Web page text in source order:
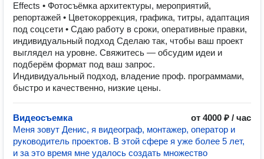
Effects • Фотосъёмка архитектуры, мероприятий,
репортажей • Цветокоррекция, графика, титры, адаптация
под соцсети • Сдаю работу в сроки, оперативные правки,
индивидуальный подход Сделаю так, чтобы ваш проект
выглядел на уровне. Свяжитесь — обсудим идеи и
подберём формат под ваш запрос.
Индивидуальный подход, владение проф. программами,
быстро и качественно, низкие цены.
Видеосъемка
от 4000 ₽ / час
Меня зовут Денис, я видеограф, монтажер, оператор и
руководитель проектов. В этой сфере я уже более 5 лет,
и за это время мне удалось создать множество